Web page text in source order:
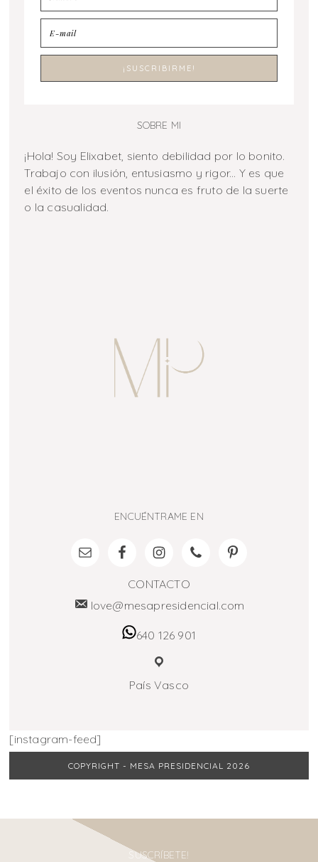
SOBRE MI
¡Hola! Soy Elixabet, siento debilidad por lo bonito.
Trabajo con ilusión, entusiasmo y rigor... Y es que
el éxito de los eventos nunca es fruto de la suerte
o la casualidad.
ENCUÉNTRAME EN
CONTACTO
love@mesapresidencial.com
640 126 901
País Vasco
[instagram-feed]
COPYRIGHT - MESA PRESIDENCIAL 2026
SUSCRÍBETE!